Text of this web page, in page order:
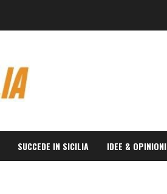
SUCCEDE IN SICILIA IDEE & OPINIONI